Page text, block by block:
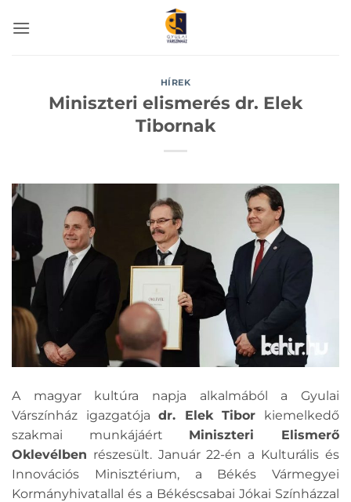
HÍREK
Miniszteri elismerés dr. Elek
Tibornak
A magyar kultúra napja alkalmából a Gyulai
Várszínház igazgatójadr. Elek Tibor kiemelkedő
szakmai munkájáért Miniszteri Elismerő
Oklevélben részesült. Január 22-én a Kulturális és
Innovációs Minisztérium, a Békés Vármegyei
Kormányhivatallal és a Békéscsabai Jókai Színházzal